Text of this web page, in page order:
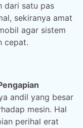
dari satu pas
sekiranya amat
agar sistem
cepat.
andil yang besar
mesin. Hal
perihal erat